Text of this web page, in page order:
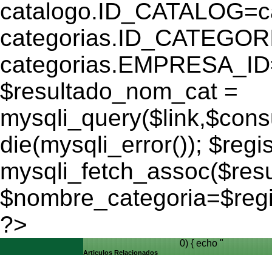
$resultado_nom_cat =
die(mysqli_error());
?>
0) { echo "
Articulos Relacionados